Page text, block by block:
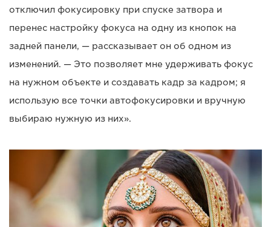
отключил фокусировку при спуске затвора и
перенес настройку фокуса на одну из кнопок на
задней панели, — рассказывает он об одном из
изменений. — Это позволяет мне удерживать фокус
на нужном объекте и создавать кадр за кадром; я
использую все точки автофокусировки и вручную
выбираю нужную из них».